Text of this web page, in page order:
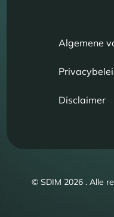
Algemene
Disclaimer
© SDIM 2026 . Alle